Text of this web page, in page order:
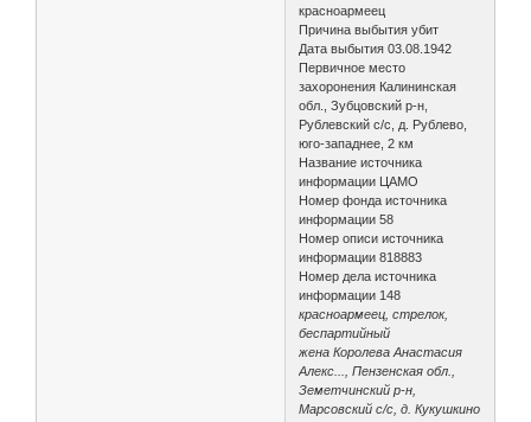
красноармеец
Причина выбытия убит
Дата выбытия 03.08.1942
Первичное место
захоронения Калининская
обл., Зубцовский р-н,
Рублевский с/с, д. Рублево,
юго-западнее, 2 км
Название источника
информации ЦАМО
Номер фонда источника
информации 58
Номер описи источника
информации 818883
Номер дела источника
информации 148
красноармеец, стрелок,
беспартийный
жена Королева Анастасия
Алекс..., Пензенская обл.,
Земетчинский р-н,
Марсовский с/с, д. Кукушкино